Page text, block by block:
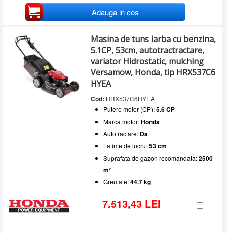
Adauga in cos
Masina de tuns iarba cu benzina,
5.1CP, 53cm, autotractractare,
variator Hidrostatic, mulching
Versamow, Honda, tip HRX537C6
HYEA
Cod: HRX537C6HYEA
Putere motor (CP):5.6 CP
Marca motor:Honda
Autotractare: Da
Latime de lucru:53 cm
Suprafata de gazon recomandata:2500
m²
Greutate:44.7 kg
7.513,43 LEI